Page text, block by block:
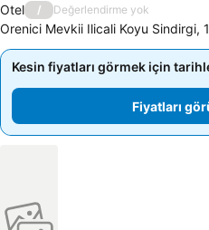
Otel / Değerlendirme yok
Orenici Mevkii Ilicali Koyu Sindirgi,
Kesin fiyatları görmek için
Fiyatları
Kesin fiyatları görmek için
Fiyatları